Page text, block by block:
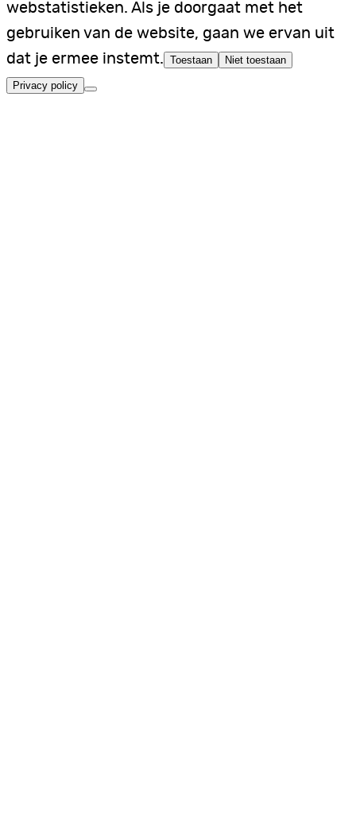
webstatistieken. Als je doorgaat met het
gebruiken van de website, gaan we ervan uit
dat je ermee instemt. Toestaan Niet toestaan
Privacy policy